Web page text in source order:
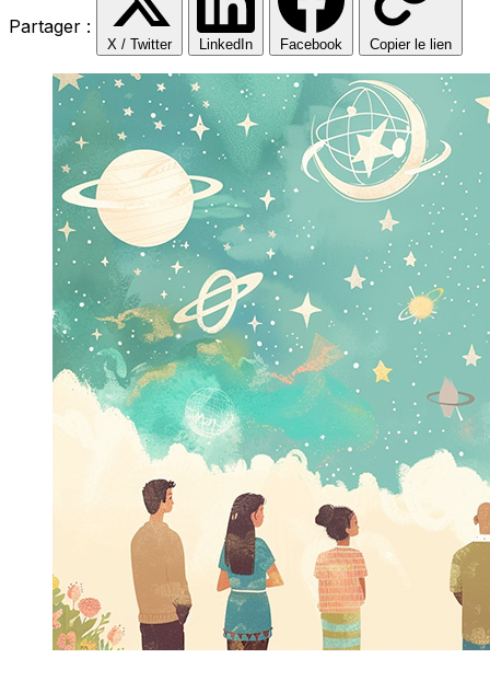
Partager :
X / Twitter LinkedIn Facebook Copier le lien